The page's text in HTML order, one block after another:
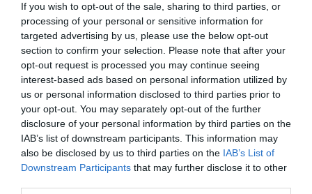
If you wish to opt-out of the sale, sharing to third parties, or
processing of your personal or sensitive information for
targeted advertising by us, please use the below opt-out
section to confirm your selection. Please note that after your
opt-out request is processed you may continue seeing
interest-based ads based on personal information utilized by
us or personal information disclosed to third parties prior to
your opt-out. You may separately opt-out of the further
disclosure of your personal information by third parties on the
IAB’s list of downstream participants. This information may
also be disclosed by us to third parties on the IAB’s List of
Downstream Participants that may further disclose it to other
INFORMACJE HANDLOWE
Kod producenta 405-AAWE
Dane
producenta
Dell Technologies
1 Dell Way
Round Rock, TX 78664